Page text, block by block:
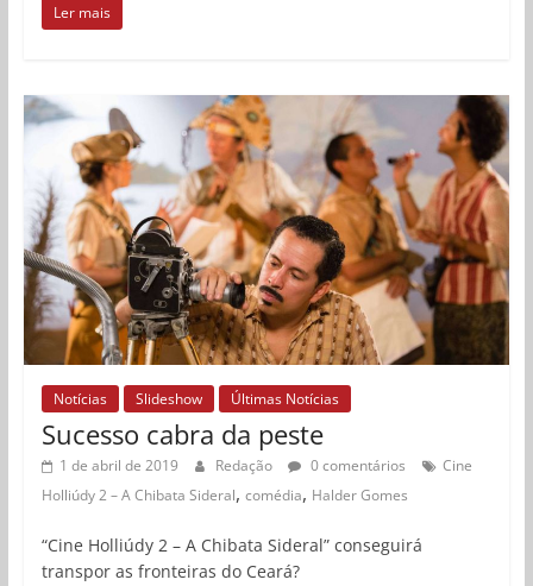
Ler mais
Notícias Slideshow Últimas Notícias
Sucesso cabra da peste
1 de abril de 2019 Redação 0 comentários
Cine
Holliúdy 2 – A Chibata Sideral, comédia, Halder Gomes
“Cine Holliúdy 2 – A Chibata Sideral” conseguirá
transpor as fronteiras do Ceará?